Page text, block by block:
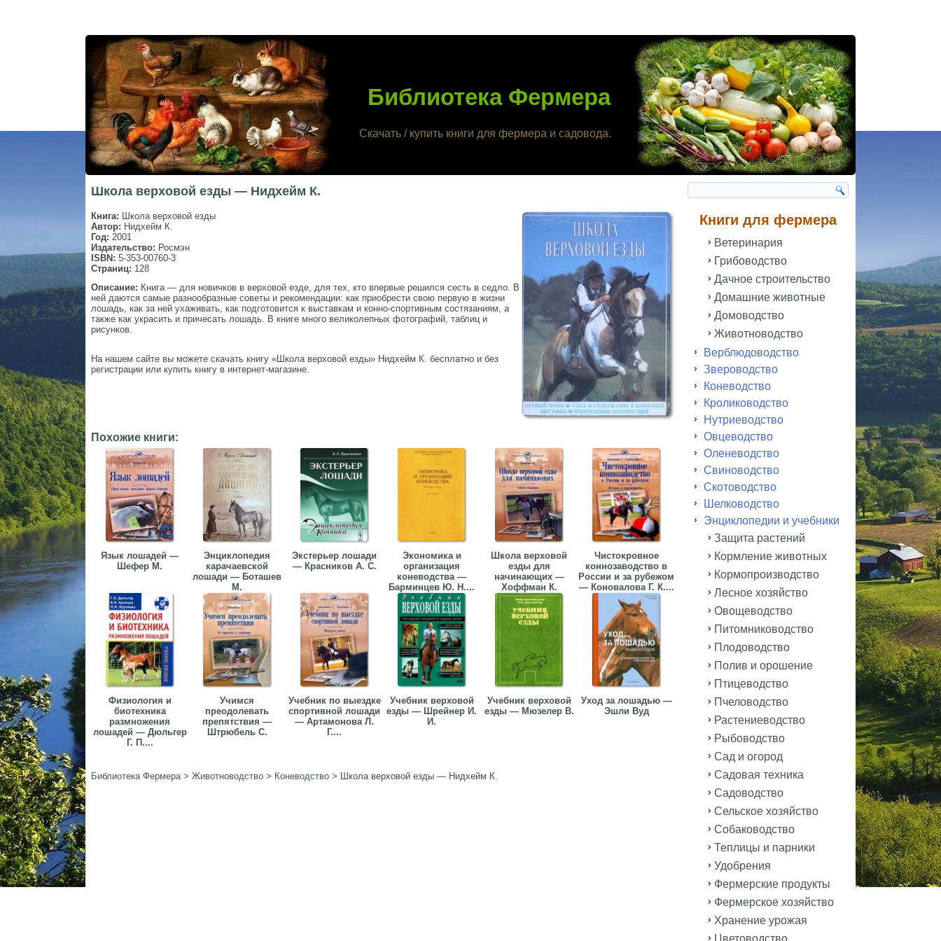
Библиотека Фермера
Скачать / купить книги для фермера и садовода.
Школа верховой езды — Нидхейм К.
Книга: Школа верховой езды
Автор: Нидхейм К.
Год: 2001
Издательство: Росмэн
ISBN: 5-353-00760-3
Страниц: 128
Описание: Книга — для новичков в верховой езде, для тех, кто впервые решился сесть в седло. В
ней даются самые разнообразные советы и рекомендации: как приобрести свою первую в жизни
лошадь, как за ней ухаживать, как подготовится к выставкам и конно-спортивным состязаниям, а
также как украсить и причесать лошадь. В книге много великолепных фотографий, таблиц и
рисунков.
На нашем сайте вы можете скачать книгу «Школа верховой езды» Нидхейм К. бесплатно и без
регистрации или купить книгу в интернет-магазине.
Похожие книги:
Язык лошадей —
Шефер М.
Энциклопедия
карачаевской
лошади — Боташев
М.
Экстерьер лошади
— Красников А. С.
Экономика и
организация
коневодства —
Барминцев Ю. Н....
Школа верховой
езды для
начинающих —
Хоффман К.
Чистокровное
коннозаводство в
России и за рубежом
— Коновалова Г. К....
Физиология и
биотехника
размножения
лошадей — Дюльгер
Г. П....
Учимся
преодолевать
препятствия —
Штрюбель С.
Учебник по выездке
спортивной лошади
— Артамонова Л.
Г....
Учебник верховой
езды — Шрейнер И.
И.
Учебник верховой
езды — Мюзелер В.
Уход за лошадью —
Эшли Вуд
Библиотека Фермера> Животноводство > Коневодство > Школа верховой езды — Нидхейм К.
Книги для фермера
Ветеринария
Грибоводство
Дачное строительство
Домашние животные
Домоводство
Животноводство
Верблюдоводство
Звероводство
Коневодство
Кролиководство
Нутриеводство
Овцеводство
Оленеводство
Свиноводство
Скотоводство
Шелководство
Энциклопедии и учебники
Защита растений
Кормление животных
Кормопроизводство
Лесное хозяйство
Овощеводство
Питомниководство
Плодоводство
Полив и орошение
Птицеводство
Пчеловодство
Растениеводство
Рыбоводство
Сад и огород
Садовая техника
Садоводство
Сельское хозяйство
Собаководство
Теплицы и парники
Удобрения
Фермерские продукты
Фермерское хозяйство
Хранение урожая
Цветоводство